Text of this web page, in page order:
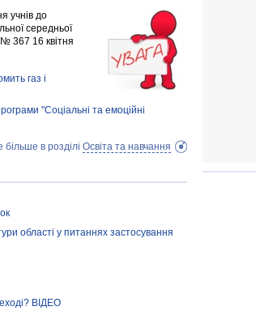
учнів до
середньої
367 16 квітня
газ і
"Соціальні та емоційні
більше в розділі Освіта та навчання
області у питаннях застосування
ВІДЕО